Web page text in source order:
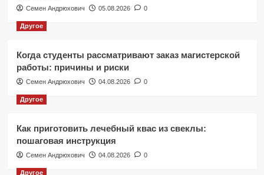
Семен Андрюхович 05.08.2026 0
Другое
Когда студенты рассматривают заказ магистерской
работы: причины и риски
Семен Андрюхович 04.08.2026 0
Другое
Как приготовить лечебный квас из свеклы:
пошаговая инструкция
Семен Андрюхович 04.08.2026 0
Другое